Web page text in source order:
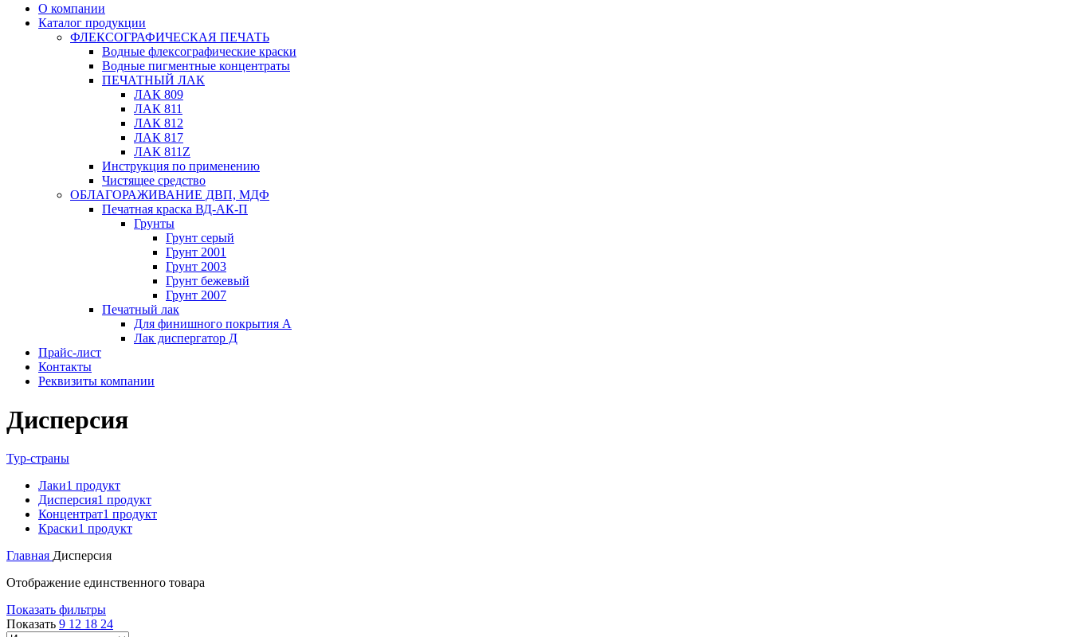
О компании
Каталог продукции
ФЛЕКСОГРАФИЧЕСКАЯ ПЕЧАТЬ
Водные флексографические краски
Водные пигментные концентраты
ПЕЧАТНЫЙ ЛАК
ЛАК 809
ЛАК 811
ЛАК 812
ЛАК 817
ЛАК 811Z
Инструкция по применению
Чистящее средство
ОБЛАГОРАЖИВАНИЕ ДВП, МДФ
Печатная краска ВД-АК-П
Грунты
Грунт серый
Грунт 2001
Грунт 2003
Грунт бежевый
Грунт 2007
Печатный лак
Для финишного покрытия А
Лак диспергатор Д
Прайс-лист
Контакты
Реквизиты компании
Дисперсия
Тур-страны
Лаки1 продукт
Дисперсия1 продукт
Концентрат1 продукт
Краски1 продукт
Главная Дисперсия
Отображение единственного товара
Показать фильтры
Показать 9 12 18 24